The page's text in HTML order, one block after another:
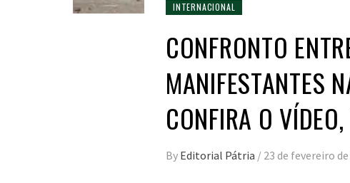
INTERNACIONAL
CONFRONTO
MANIFESTANTES
CONFIRA O
By Editorial Pátria / 23 de fevereiro de